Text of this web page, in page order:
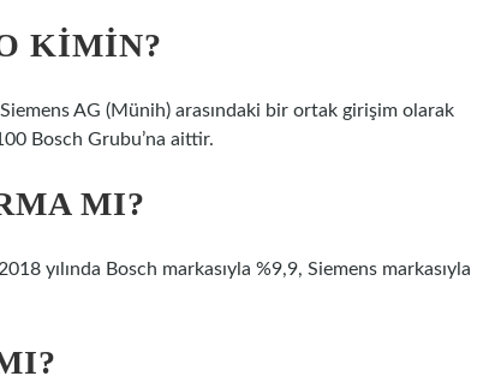
KIMIN?
AG (Münih) arasındaki bir ortak girişim olarak
Bosch Grubu’na aittir.
MI?
yılında Bosch markasıyla %9,9, Siemens markasıyla